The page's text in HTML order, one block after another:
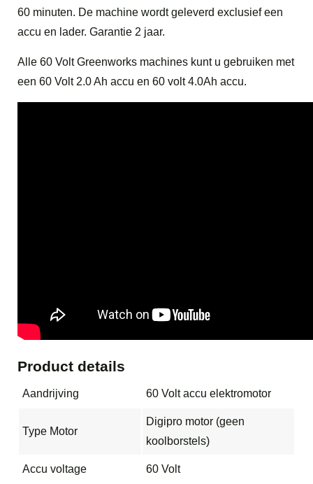
60 minuten. De machine wordt geleverd exclusief een
accu en lader. Garantie 2 jaar.
Alle 60 Volt Greenworks machines kunt u gebruiken met
een 60 Volt 2.0 Ah accu en 60 volt 4.0Ah accu.
Product details
Aandrijving 60 Volt accu elektromotor
Type Motor
Digipro motor (geen
koolborstels)
Accu voltage 60 Volt